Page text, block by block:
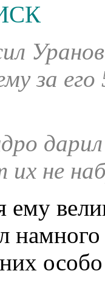
за
их не